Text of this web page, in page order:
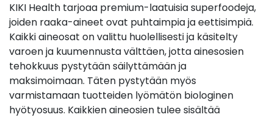
KIKI Health tarjoaa premium-laatuisia superfoodeja,
joiden raaka-aineet ovat puhtaimpia ja eettisimpiä.
Kaikki aineosat on valittu huolellisesti ja käsitelty
varoen ja kuumennusta välttäen, jotta ainesosien
tehokkuus pystytään säilyttämään ja
maksimoimaan. Täten pystytään myös
varmistamaan tuotteiden lyömätön biologinen
hyötyosuus. Kaikkien aineosien tulee sisältää